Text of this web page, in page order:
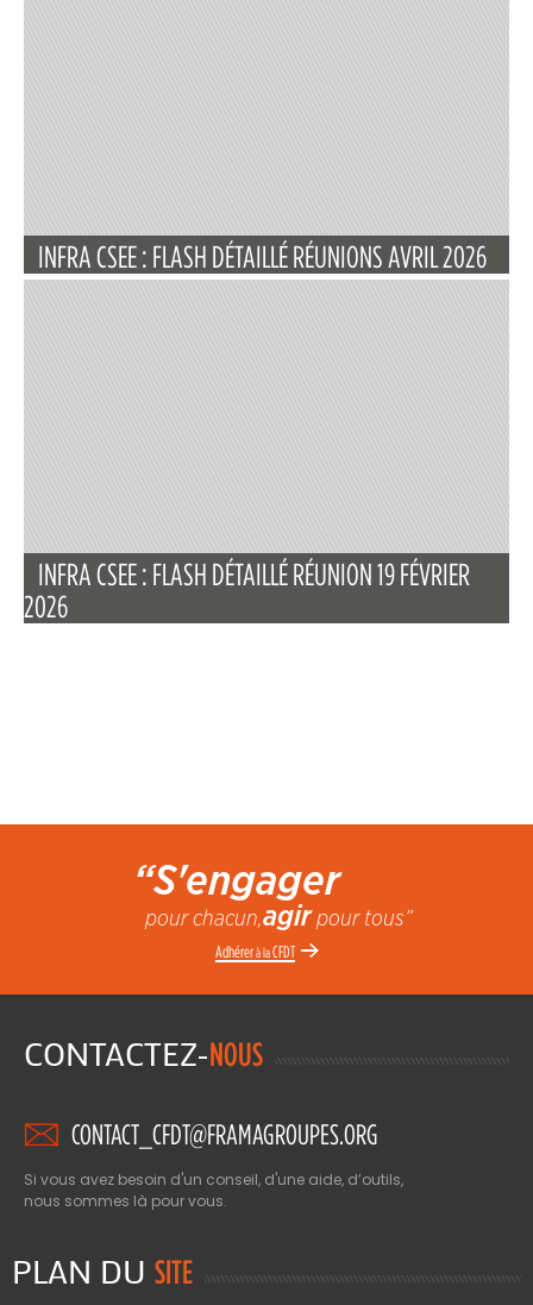
INFRA CSEE : FLASH DÉTAILLÉ RÉUNIONS AVRIL 2026
INFRA CSEE : FLASH DÉTAILLÉ RÉUNION 19 FÉVRIER
2026
“S'engager
pour chacun,agirpour tous”
Adhérerà laCFDT
CONTACTEZ-NOUS
CONTACT_CFDT@FRAMAGROUPES.ORG
Si vous avez besoin d'un conseil, d'une aide, d’outils,
nous sommes là pour vous.
PLAN DU SITE